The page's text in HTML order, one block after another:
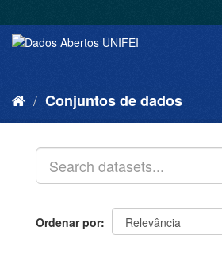
Conjuntos de dados
Ordenar por